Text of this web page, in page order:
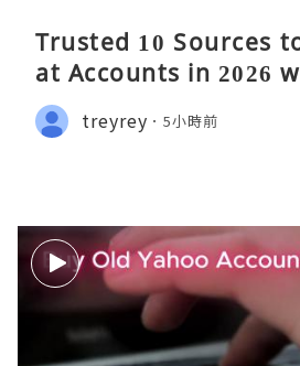
Trusted 10 Sources
at Accounts in 2026
treyrey 5小時前